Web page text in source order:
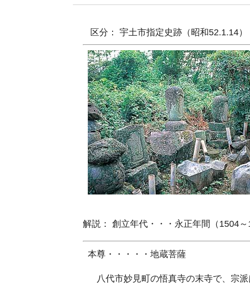
区分： 宇土市指定史跡（昭和52.1.14）
解説： 創立年代・・・永正年間（1504～
本尊・・・・・地蔵菩薩
八代市妙見町の悟真寺の末寺で、宗